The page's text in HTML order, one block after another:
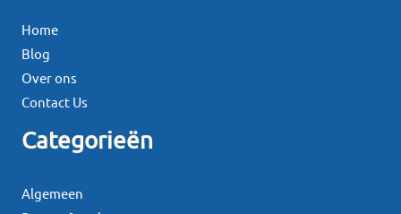
Home
Blog
Over ons
Contact Us
Categorieën
Algemeen